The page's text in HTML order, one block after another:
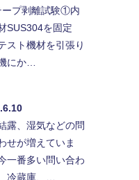
ープ剥離試験①内
SUS304を固定
スト機材を引張り
にか…
露、湿気などの問
せが増えていま
一番多い問い合わ
冷蔵庫、…